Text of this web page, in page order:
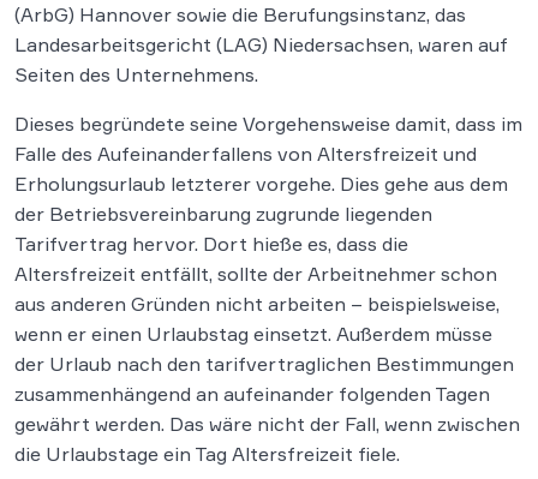
(ArbG) Hannover sowie die Berufungsinstanz, das
Landesarbeitsgericht (LAG) Niedersachsen, waren auf
Seiten des Unternehmens.
Dieses begründete seine Vorgehensweise damit, dass im
Falle des Aufeinanderfallens von Altersfreizeit und
Erholungsurlaub letzterer vorgehe. Dies gehe aus dem
der Betriebsvereinbarung zugrunde liegenden
Tarifvertrag hervor. Dort hieße es, dass die
Altersfreizeit entfällt, sollte der Arbeitnehmer schon
aus anderen Gründen nicht arbeiten – beispielsweise,
wenn er einen Urlaubstag einsetzt. Außerdem müsse
der Urlaub nach den tarifvertraglichen Bestimmungen
zusammenhängend an aufeinander folgenden Tagen
gewährt werden. Das wäre nicht der Fall, wenn zwischen
die Urlaubstage ein Tag Altersfreizeit fiele.